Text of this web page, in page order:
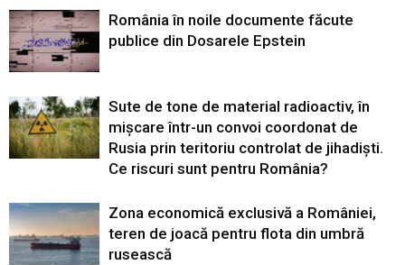
România în noile documente făcute
publice din Dosarele Epstein
Sute de tone de material radioactiv, în
mișcare într-un convoi coordonat de
Rusia prin teritoriu controlat de jihadiști.
Ce riscuri sunt pentru România?
Zona economică exclusivă a României,
teren de joacă pentru flota din umbră
rusească